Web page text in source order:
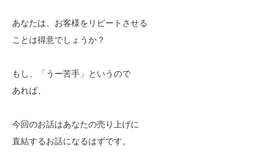
あなたは、お客様をリピートさせる
ことは得意でしょうか？
もし、「うー苦手」というので
あれば、
今回のお話はあなたの売り上げに
直結するお話になるはずです。